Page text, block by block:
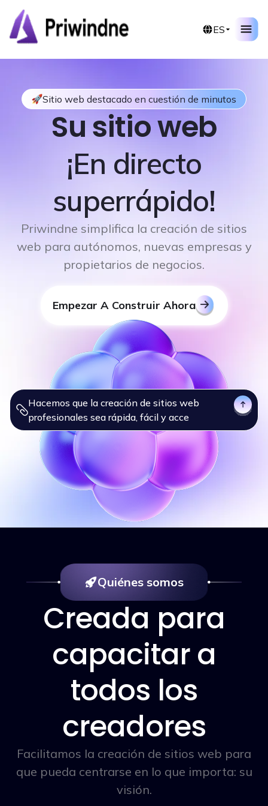
ES
Sitio web destacado en cuestión de minutos
Su sitio web
¡En directo
superrápido!
Priwindne simplifica la creación de sitios
web para autónomos, nuevas empresas y
propietarios de negocios.
Empezar A Construir Ahora
Hacemos que la creación de sitios web
profesionales sea ráp
Quiénes somos
Creada para
capacitar a
todos los
creadores
Facilitamos la creación de sitios web para
que pueda centrarse en lo que importa: su
visión.